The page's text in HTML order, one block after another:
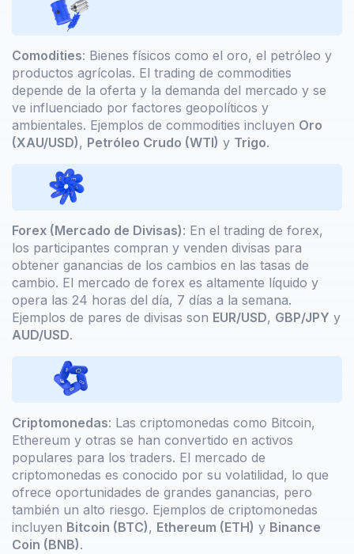
Comodities: Bienes físicos como el oro, el petróleo y
productos agrícolas. El trading de commodities
depende de la oferta y la demanda del mercado y se
ve influenciado por factores geopolíticos y
ambientales. Ejemplos de commodities incluyen Oro
(XAU/USD), Petróleo Crudo (WTI) y Trigo.
Forex (Mercado de Divisas): En el trading de forex,
los participantes compran y venden divisas para
obtener ganancias de los cambios en las tasas de
cambio. El mercado de forex es altamente líquido y
opera las 24 horas del día, 7 días a la semana.
Ejemplos de pares de divisas son EUR/USD, GBP/JPY y
AUD/USD.
Criptomonedas: Las criptomonedas como Bitcoin,
Ethereum y otras se han convertido en activos
populares para los traders. El mercado de
criptomonedas es conocido por su volatilidad, lo que
ofrece oportunidades de grandes ganancias, pero
también un alto riesgo. Ejemplos de criptomonedas
incluyen Bitcoin (BTC), Ethereum (ETH) y Binance
Coin (BNB).